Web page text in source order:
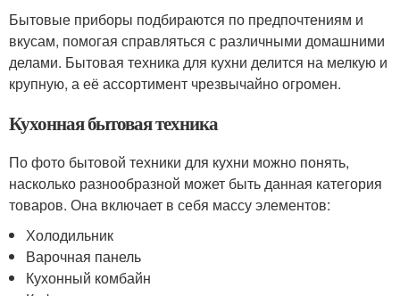
Бытовые приборы подбираются по предпочтениям и
вкусам, помогая справляться с различными домашними
делами. Бытовая техника для кухни делится на мелкую и
крупную, а её ассортимент чрезвычайно огромен.
Кухонная бытовая техника
По фото бытовой техники для кухни можно понять,
насколько разнообразной может быть данная категория
товаров. Она включает в себя массу элементов:
Холодильник
Варочная панель
Кухонный комбайн